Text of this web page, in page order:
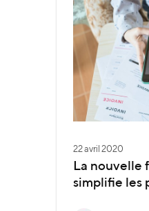
22 avril 2020
La nouvelle
simplifie les